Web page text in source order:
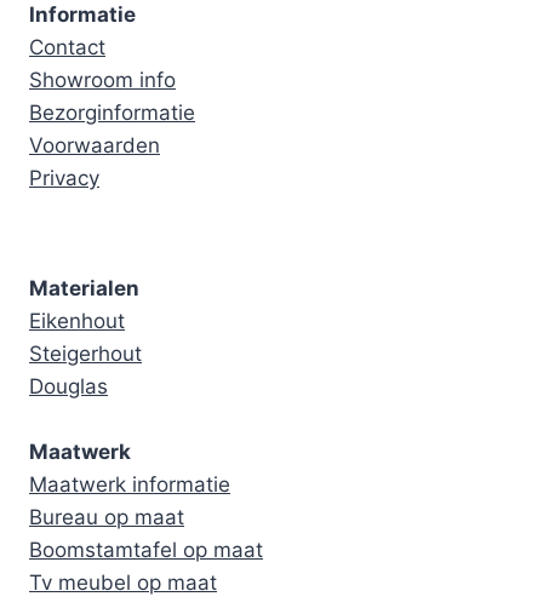
Informatie
Contact
Showroom info
Bezorginformatie
Voorwaarden
Privacy
Materialen
Eikenhout
Steigerhout
Douglas
Maatwerk
Maatwerk informatie
Bureau op maat
Boomstamtafel op maat
Tv meubel op maat